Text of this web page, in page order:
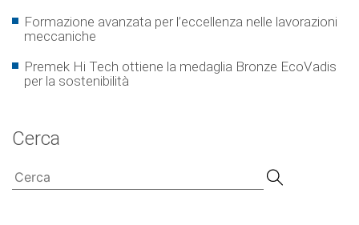
Formazione avanzata per l’eccellenza nelle lavorazioni
meccaniche
Premek Hi Tech ottiene la medaglia Bronze EcoVadis
per la sostenibilità
Cerca